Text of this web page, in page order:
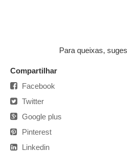
Para queixas,
Compartilhar
Facebook
Twitter
Google plus
Pinterest
Linkedin